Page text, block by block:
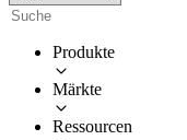
Produkte
Märkte
Ressourcen